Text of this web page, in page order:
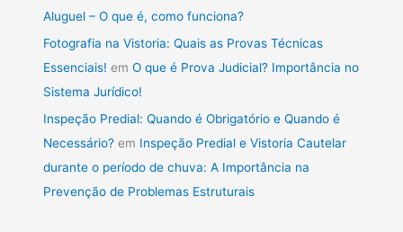
Aluguel – O que é, como funciona?
Fotografia na Vistoria: Quais as Provas Técnicas
Essenciais! emO que é Prova Judicial? Importância no
Sistema Jurídico!
Inspeção Predial: Quando é Obrigatório e Quando é
Necessário? em Inspeção Predial e Vistoria Cautelar
durante o período de chuva: A Importância na
Prevenção de Problemas Estruturais